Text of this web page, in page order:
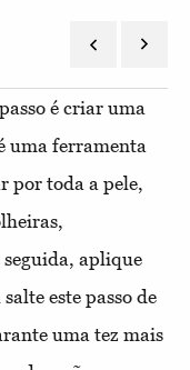
é criar uma
uma ferramenta
por toda a pele,
aplique
este passo de
uma tez mais